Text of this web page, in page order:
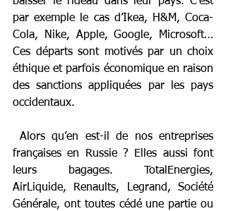
par exemple le cas d’Ikea, H&M, Coca-
Cola, Nike, Apple, Google, Microsoft…
Ces départs sont motivés par un choix
éthique et parfois économique en raison
des sanctions appliquées par les pays
occidentaux.
françaises en Russie ? Elles aussi font
leurs bagages. TotalEnergies,
AirLiquide, Renaults, Legrand, Société
Générale, ont toutes cédé une partie ou